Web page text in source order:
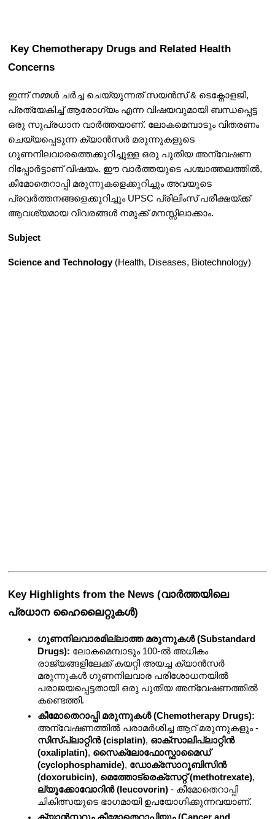
Key Chemotherapy Drugs and Related Health
Concerns
ഇന്ന് നമ്മൾ ചർച്ച ചെയ്യുന്നത് സയൻസ് & ടെക്നോളജി,
പ്രത്യേകിച്ച് ആരോഗ്യം എന്ന വിഷയവുമായി ബന്ധപ്പെട്ട
ഒരു സുപ്രധാന വാർത്തയാണ്. ലോകമെമ്പാടും വിതരണം
ചെയ്യപ്പെടുന്ന ക്യാൻസർ മരുന്നുകളുടെ
ഗുണനിലവാരത്തെക്കുറിച്ചുള്ള ഒരു പുതിയ അന്വേഷണ
റിപ്പോർട്ടാണ് വിഷയം. ഈ വാർത്തയുടെ പശ്ചാത്തലത്തിൽ,
കീമോതെറാപ്പി മരുന്നുകളെക്കുറിച്ചും അവയുടെ
പ്രവർത്തനങ്ങളെക്കുറിച്ചും UPSC പ്രിലിംസ് പരീക്ഷയ്ക്ക്
ആവശ്യമായ വിവരങ്ങൾ നമുക്ക് മനസ്സിലാക്കാം.
Subject
Science and Technology (Health, Diseases, Biotechnology)
Key Highlights from the News (വാർത്തയിലെ
പ്രധാന ഹൈലൈറ്റുകൾ)
ഗുണനിലവാരമില്ലാത്ത മരുന്നുകൾ (Substandard
Drugs): ലോകമെമ്പാടും 100-ൽ അധികം
രാജ്യങ്ങളിലേക്ക് കയറ്റി അയച്ച ക്യാൻസർ
മരുന്നുകൾ ഗുണനിലവാര പരിശോധനയിൽ
പരാജയപ്പെട്ടതായി ഒരു പുതിയ അന്വേഷണത്തിൽ
കണ്ടെത്തി.
കീമോതെറാപ്പി മരുന്നുകൾ (Chemotherapy Drugs):
സിസ്പ്ലാറ്റിൻ (cisplatin), ഓക്സാലിപ്ലാറ്റിൻ
(oxaliplatin), സൈക്ലോഫോസ്ഫാമൈഡ്
(cyclophosphamide), ഡോക്സോറൂബിസിൻ
(doxorubicin), മെത്തോട്രെക്സേറ്റ് (methotrexate)
ല്യൂക്കോവോറിൻ (leucovorin) - കീമോതെറാപ്പി
ചികിത്സയുടെ ഭാഗമായി ഉപയോഗിക്കുന്നവയാണ്.
ക്യാൻസറും കീമോതെറാപ്പിയും (Cancer and